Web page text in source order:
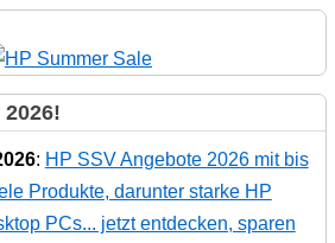
: HP SSV Angebote 2026 mit bis
Produkte, darunter starke HP
PCs... jetzt entdecken, sparen